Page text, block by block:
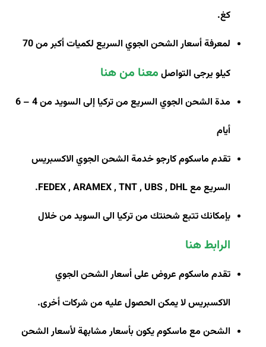
كغ.
لمعرفة أسعار الشحن الجوي السريع لكميات أكبر من 70
كيلو يرجى التواصل معنا من هنا
مدة الشحن الجوي السريع من تركيا إلى السويد من 4 – 6
أيام
تقدم ماسكوم كارجو خدمة الشحن الجوي الاكسبريس
السريع معFEDEX , ARAMEX , TNT , UBS , DHL
.
بإمكانك تتبع شحنتك من تركيا الى السويد من خلال
الرابط هنا
تقدم ماسكوم عروض على أسعار الشحن الجوي
الاكسبريس لا يمكن الحصول عليه من شركات أخرى.
الشحن مع ماسكوم يكون بأسعار مشابهة لأسعار الشحن